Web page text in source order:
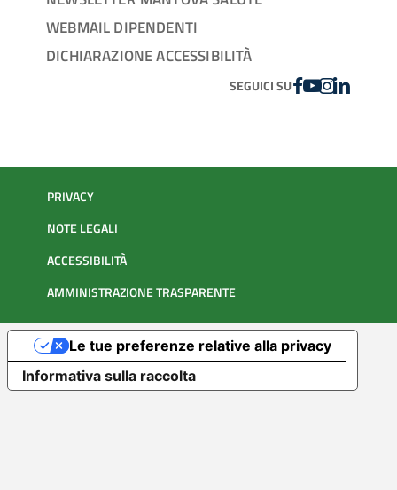
WEBMAIL DIPENDENTI
DICHIARAZIONE ACCESSIBILITÀ
SEGUICI SUFACEBOOK
YOUTUBE
INSTAGRAM
LINKEDIN
PRIVACY
NOTE LEGALI
ACCESSIBILITÀ
AMMINISTRAZIONE TRASPARENTE
Informativa sulla raccolta
Le tue preferenze relative alla privacy